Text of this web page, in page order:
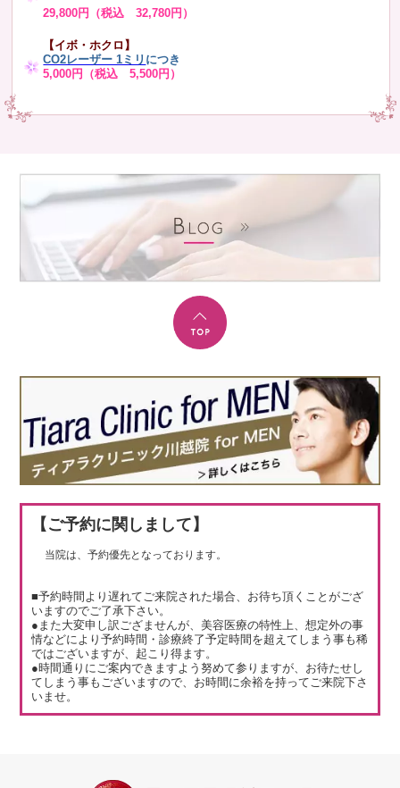
29,800円（税込 32,780円）
【イボ・ホクロ】
CO2レーザー 1ミリ につき
5,000円（税込 5,500円）
【ご予約に関しまして】
当院は、予約優先となっております。
■予約時間より遅れてご来院された場合、お待ち頂くことがござ
いますのでご了承下さい。
●また大変申し訳ござませんが、美容医療の特性上、想定外の事
情などにより予約時間・診療終了予定時間を超えてしまう事も稀
ではございますが、起こり得ます。
●時間通りにご案内できますよう努めて参りますが、お待たせし
てしまう事もございますので、お時間に余裕を持ってご来院下さ
いませ。